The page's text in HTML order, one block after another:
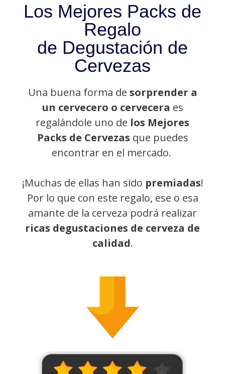
Los Mejores Packs de
Regalo
de Degustación de
Cervezas
Una buena forma de sorprender a
un cervecero o cervecera es
regalándole uno de los Mejores
Packs de Cervezas que puedes
encontrar en el mercado.
¡Muchas de ellas han sido premiadas!
Por lo que con este regalo, ese o esa
amante de la cerveza podrá realizar
ricas degustaciones de cerveza de
calidad.